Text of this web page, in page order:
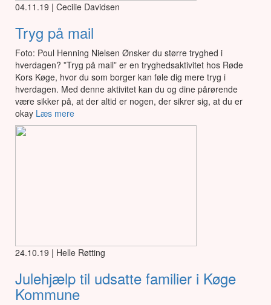
04.11.19 | Cecilie Davidsen
Tryg på mail
Foto: Poul Henning Nielsen Ønsker du større tryghed i
hverdagen? ”Tryg på mail” er en tryghedsaktivitet hos Røde
Kors Køge, hvor du som borger kan føle dig mere tryg i
hverdagen. Med denne aktivitet kan du og dine pårørende
være sikker på, at der altid er nogen, der sikrer sig, at du er
okay Læs mere
24.10.19 | Helle Røtting
Julehjælp til udsatte familier i Køge
Kommune